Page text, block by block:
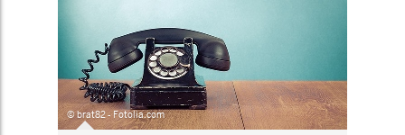
© brat82 - Fotolia.com